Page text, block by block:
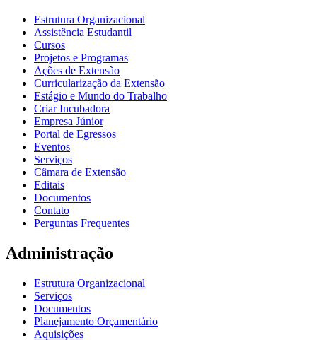
Estrutura Organizacional
Assistência Estudantil
Cursos
Projetos e Programas
Ações de Extensão
Curricularização da Extensão
Estágio e Mundo do Trabalho
Criar Incubadora
Empresa Júnior
Portal de Egressos
Eventos
Serviços
Câmara de Extensão
Editais
Documentos
Contato
Perguntas Frequentes
Administração
Estrutura Organizacional
Serviços
Documentos
Planejamento Orçamentário
Aquisições